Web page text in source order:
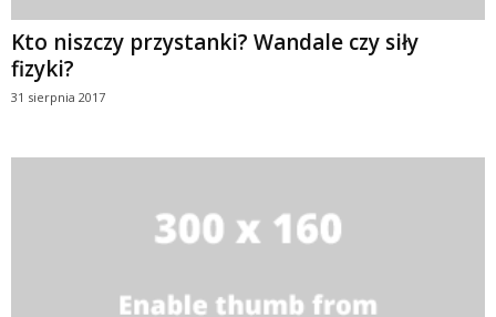
Kto niszczy przystanki? Wandale czy siły
fizyki?
31 sierpnia 2017